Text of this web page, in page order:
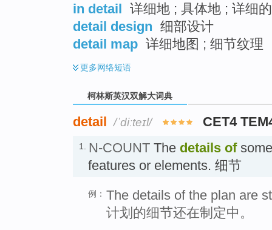
in detail 详细地 ; 具体地 ; 详细
detail design 细部设计
detail map 详细地图 ; 细节纹理
更多网络短语
柯林斯英汉双解大词典
detail /ˈdiːteɪl/ CET4
1. N-COUNT The details of
features or elements. 细节
例： The details of the plan are
计划的细节还在制定中。